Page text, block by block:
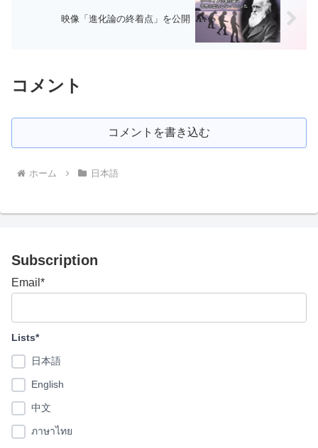
映像「進化論の終着点」を公開
コメント
コメントを書き込む
ホーム 日本語
Subscription
Email*
Lists*
日本語
English
中文
ภาษาไทย